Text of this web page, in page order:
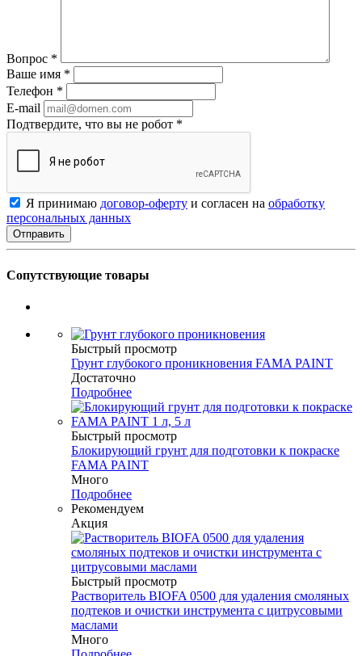
Вопрос *
Ваше имя *
Телефон *
E-mail
Подтвердите, что вы не робот *
Я принимаю договор-оферту и согласен на обработку
персональных данных
Сопутствующие товары
Быстрый просмотр
Грунт глубокого проникновения FAMA PAINT
Достаточно
Подробнее
Быстрый просмотр
Блокирующий грунт для подготовки к покраске
FAMA PAINT
Много
Подробнее
Рекомендуем
Акция
Быстрый просмотр
Растворитель BIOFA 0500 для удаления смоляных
подтеков и очистки инструмента с цитрусовыми
маслами
Много